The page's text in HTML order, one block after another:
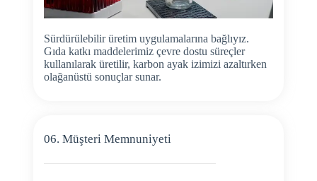
Sürdürülebilir üretim uygulamalarına bağlıyız.
Gıda katkı maddelerimiz çevre dostu süreçler
kullanılarak üretilir, karbon ayak izimizi azaltırken
olağanüstü sonuçlar sunar.
06. Müşteri Memnuniyeti